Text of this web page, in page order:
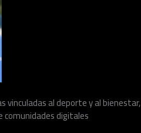
vinculadas al deporte y al bienestar,
comunidades digitales